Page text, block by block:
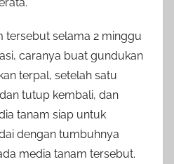
tersebut selama 2 minggu
caranya buat gundukan
terpal, setelah satu
tutup kembali, dan
tanam siap untuk
dengan tumbuhnya
media tanam tersebut.